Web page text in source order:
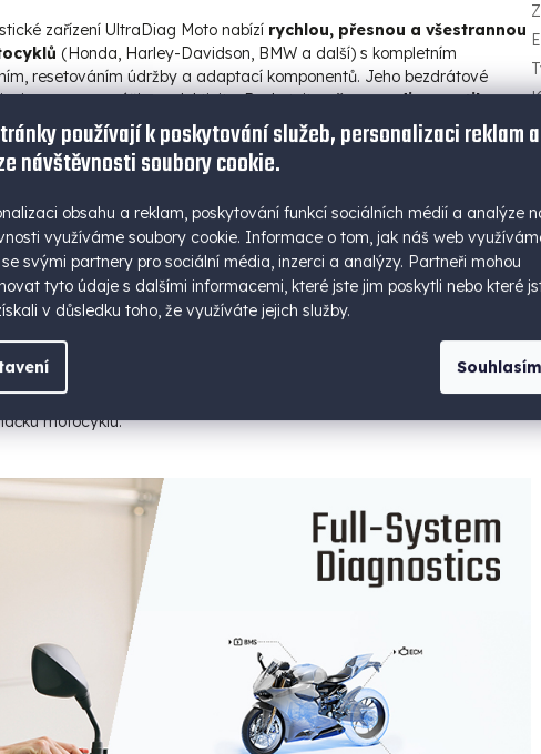
používají k poskytování služeb, personalizaci reklam a
návštěvnosti soubory cookie.
obsahu a reklam, poskytování funkcí sociálních médií a analýze
využíváme soubory cookie. Informace o tom, jak náš web
svými partnery pro sociální média, inzerci a analýzy. Partneři mohou
tyto údaje s dalšími informacemi, které jste jim poskytli nebo které
v důsledku toho, že využíváte jejich služby.
Souhlasím
zařízení UltraDiag Moto nabízí rychlou, přesnou a všestrannou
(Honda, Harley-Davidson, BMW a další) s kompletním
resetováním údržby a adaptací komponentů. Jeho bezdrátové
opravy a zvýšit produktivitu. Poskytujtepřesnou diagnostikua
.
diagnostický skener, který vyžaduje určité technické
Vzhledem k jeho pokročilým funkcím, může být obsluha
diagnostikou. Před koupí tohoto zařízení se prosím
se vyhnuli případnému poškození Vašeho motocyklu v důsledku
použitého produktu zpět do obchodu. Také si před koupí ověřte,
motocyklu.